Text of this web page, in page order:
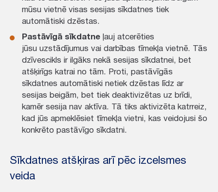
mūsu vietnē visas sesijas sīkdatnes tiek
automātiski dzēstas.
Pastāvīgā sīkdatne ļauj atcerēties
jūsu uzstādījumus vai darbības tīmekļa vietnē. Tās
dzīvescikls ir ilgāks nekā sesijas sīkdatnei, bet
atšķirīgs katrai no tām. Proti, pastāvīgās
sīkdatnes automātiski netiek dzēstas līdz ar
sesijas beigām, bet tiek deaktivizētas uz brīdi,
kamēr sesija nav aktīva. Tā tiks aktivizēta katrreiz,
kad jūs apmeklēsiet tīmekļa vietni, kas veidojusi šo
konkrēto pastāvīgo sīkdatni.
Sīkdatnes atšķiras arī pēc izcelsmes
veida